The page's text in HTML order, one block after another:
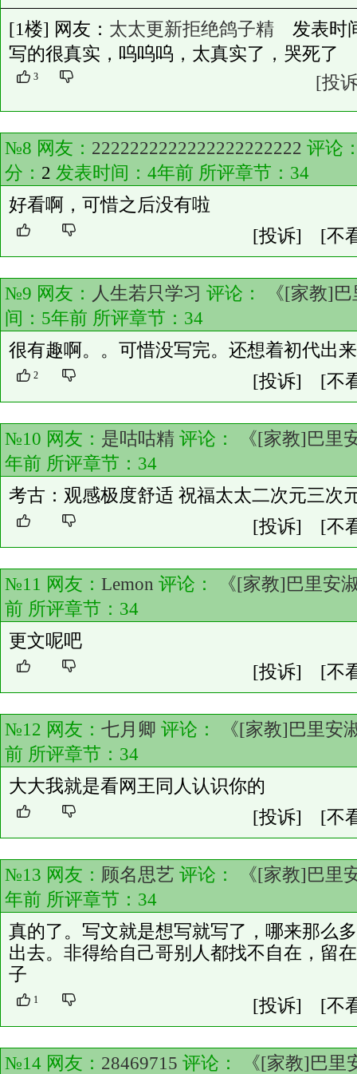
[1楼] 网友： 太太更新拒绝鸽子精 发表时
写的很真实，呜呜呜，太真实了，哭死了
3 [投
№8 网友： 2222222222222222222222 评论
分： 2 发表时间：4年前 所评章节： 34
好看啊，可惜之后没有啦
[投诉]
[不
№9 网友： 人生若只学习 评论：
《[家教]
间：5年前 所评章节： 34
很有趣啊。。可惜没写完。还想着初代出
2 [投诉] [不
№10 网友： 是咕咕精 评论：
《[家教]巴里
年前 所评章节： 34
考古：观感极度舒适 祝福太太二次元三次
[投诉]
[不
№11 网友： Lemon 评论：
《[家教]巴里安
前 所评章节： 34
更文呢吧
[投诉]
[不
№12 网友： 七月卿 评论：
《[家教]巴里安
前 所评章节： 34
大大我就是看网王同人认识你的
[投诉]
[不
№13 网友： 顾名思艺 评论：
《[家教]巴里
年前 所评章节： 34
真的了。写文就是想写就写了，哪来那么
出去。非得给自己哥别人都找不自在，留
子
1 [投诉] [不
№14 网友： 28469715 评论：
《[家教]巴里